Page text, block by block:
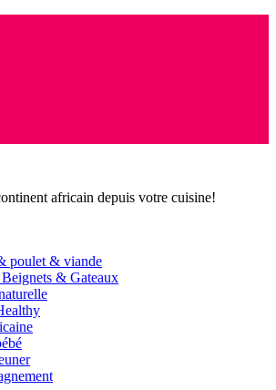
africain depuis votre cuisine!
poulet & viande
& Gateaux